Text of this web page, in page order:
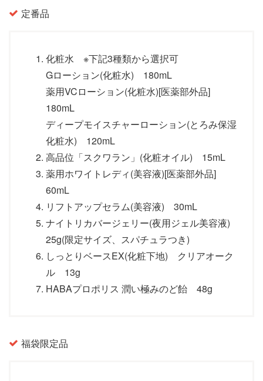
定番品
化粧水 ※下記3種類から選択可
Gローション(化粧水) 180mL
薬用VCローション(化粧水)[医薬部外品]
180mL
ディープモイスチャーローション(とろみ保湿
化粧水) 120mL
高品位「スクワラン」(化粧オイル) 15mL
薬用ホワイトレディ(美容液)[医薬部外品]
60mL
リフトアップセラム(美容液) 30mL
ナイトリカバージェリー(夜用ジェル美容液)
25g(限定サイズ、スパチュラつき)
しっとりベースEX(化粧下地) クリアオーク
ル 13g
HABAプロポリス 潤い極みのど飴 48g
福袋限定品